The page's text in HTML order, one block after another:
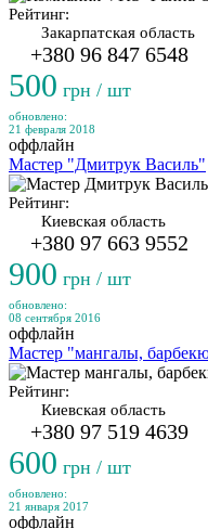
Рейтинг:
Закарпатская область
+380 96 847 6548
500 грн / шт
обновлено:
21 февраля 2018
оффлайн
Мастер "Дмитрук Василь"
Рейтинг:
Киевская область
+380 97 663 9552
900 грн / шт
обновлено:
08 сентября 2016
оффлайн
Мастер "мангалы,
Рейтинг:
Киевская область
+380 97 519 4639
600 грн / шт
обновлено:
21 января 2017
оффлайн